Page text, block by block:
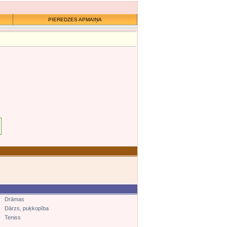
PIEREDZES APMAIŅA
Drāmas
Dārzs, puķkopība
Teniss